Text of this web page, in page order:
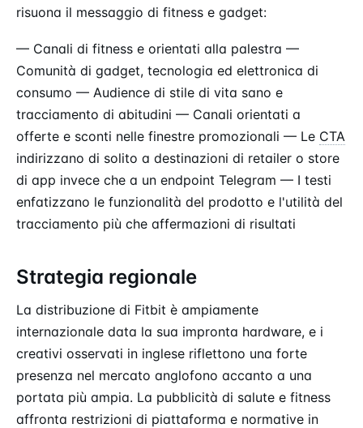
risuona il messaggio di fitness e gadget:
— Canali di fitness e orientati alla palestra —
Comunità di gadget, tecnologia ed elettronica di
consumo — Audience di stile di vita sano e
tracciamento di abitudini — Canali orientati a
offerte e sconti nelle finestre promozionali — Le CTA
indirizzano di solito a destinazioni di retailer o store
di app invece che a un endpoint Telegram — I testi
enfatizzano le funzionalità del prodotto e l'utilità del
tracciamento più che affermazioni di risultati
Strategia regionale
La distribuzione di Fitbit è ampiamente
internazionale data la sua impronta hardware, e i
creativi osservati in inglese riflettono una forte
presenza nel mercato anglofono accanto a una
portata più ampia. La pubblicità di salute e fitness
affronta restrizioni di piattaforma e normative in